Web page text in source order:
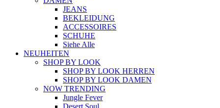
JEANS
BEKLEIDUNG
ACCESSOIRES
SCHUHE
Siehe Alle
NEUHEITEN
SHOP BY LOOK
SHOP BY LOOK HERREN
SHOP BY LOOK DAMEN
NOW TRENDING
Jungle Fever
Desert Soul